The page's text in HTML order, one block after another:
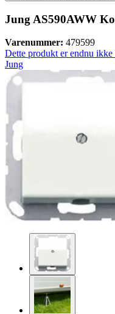
Jung AS590AWW
Varenummer: 479599
Dette produkt er endnu ikke
Jung